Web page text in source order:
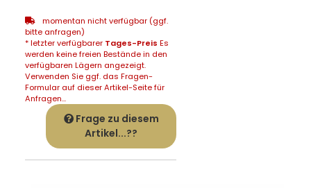
momentan nicht verfügbar (ggf.
bitte anfragen)
* letzter verfügbarer Tages-Preis Es
werden keine freien Bestände in den
verfügbaren Lägern angezeigt.
Verwenden Sie ggf. das Fragen-
Formular auf dieser Artikel-Seite für
Anfragen...
Frage zu diesem
Artikel...??